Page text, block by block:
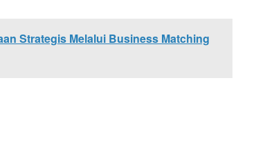
Strategis Melalui Business Matching